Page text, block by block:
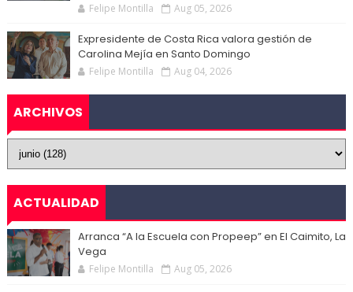
Felipe Montilla Aug 05, 2026
Expresidente de Costa Rica valora gestión de
Carolina Mejía en Santo Domingo
Felipe Montilla Aug 04, 2026
ARCHIVOS
ACTUALIDAD
Arranca “A la Escuela con Propeep” en El Caimito, La
Vega
Felipe Montilla Aug 05, 2026